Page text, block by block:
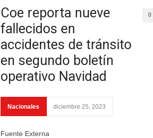
Coe reporta nueve
fallecidos en
accidentes de tránsito
en segundo boletín
operativo Navidad
0
Nacionales diciembre 25, 2023
Fuente Externa